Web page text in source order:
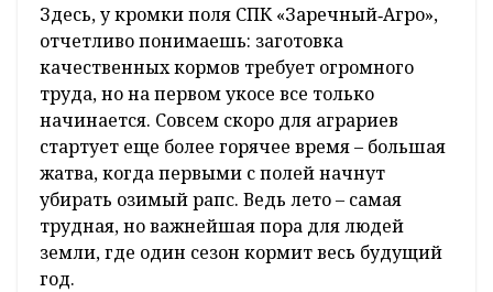
Здесь, у кромки поля СПК «Заречный‑Агро»,
отчетливо понимаешь: заготовка
качественных кормов требует огромного
труда, но на первом укосе все только
начинается. Совсем скоро для аграриев
стартует еще более горячее время – большая
жатва, когда первыми с полей начнут
убирать озимый рапс. Ведь лето – самая
трудная, но важнейшая пора для людей
земли, где один сезон кормит весь будущий
год.